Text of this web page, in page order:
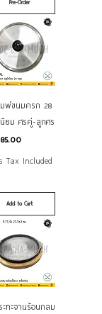
Pre-Order
พ์ขนมครก 28
นียม ศรคู่-ลูกศร
Tax Included
Add to Cart
ทะจานร้อนกลม